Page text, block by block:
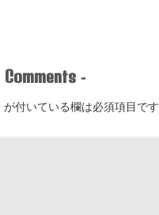
Comments-
が付いている欄は必須項目です